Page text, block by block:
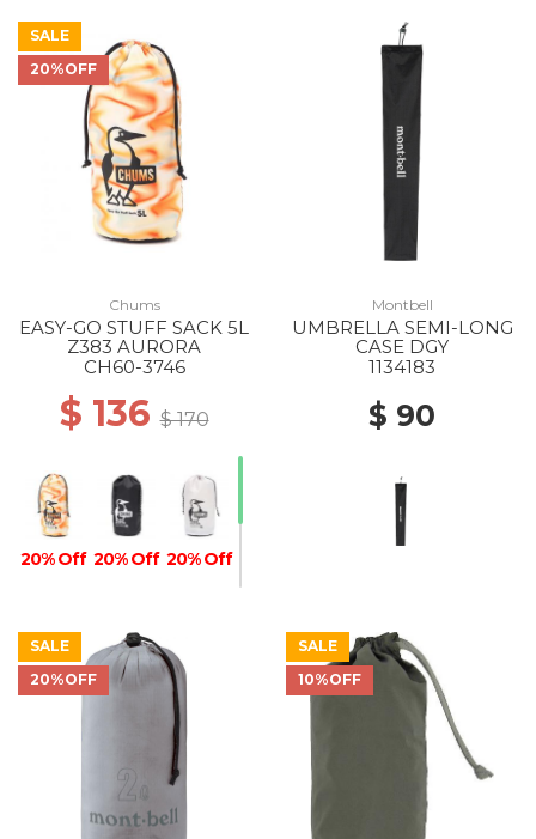
SALE
20%OFF
Chums
EASY-GO STUFF SACK 5L
Z383 AURORA
CH60-3746
$ 136$ 170
20% Off 20% Off 20% Off
20% Off
Montbell
UMBRELLA SEMI-LONG
CASE DGY
1134183
$ 90
SALE
20%OFF
SALE
10%OFF